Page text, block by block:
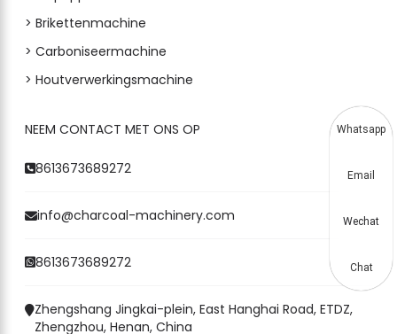
> Brikettenmachine
> Carboniseermachine
> Houtverwerkingsmachine
NEEM CONTACT MET ONS OP
8613673689272
info@charcoal-machinery.com
8613673689272
Zhengshang Jingkai-plein, East Hanghai Road, ETDZ,
Zhengzhou, Henan, China
Whatsapp
Email
Wechat
Chat